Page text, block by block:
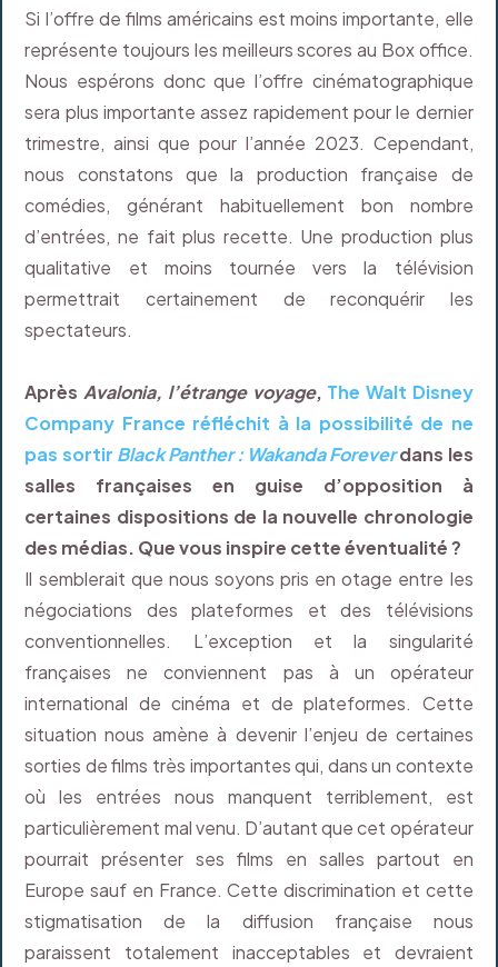
Si l’offre de films américains est moins importante, elle
représente toujours les meilleurs scores au Box office.
Nous espérons donc que l’offre cinématographique
sera plus importante assez rapidement pour le dernier
trimestre, ainsi que pour l’année 2023. Cependant,
nous constatons que la production française de
comédies, générant habituellement bon nombre
d’entrées, ne fait plus recette. Une production plus
qualitative et moins tournée vers la télévision
permettrait certainement de reconquérir les
spectateurs.
Après Avalonia, l’étrange voyage, The Walt Disney
Company France réfléchit à la possibilité de ne
pas sortir Black Panther : Wakanda Foreverdans les
salles françaises en guise d’opposition à
certaines dispositions de la nouvelle chronologie
des médias. Que vous inspire cette éventualité ?
Il semblerait que nous soyons pris en otage entre les
négociations des plateformes et des télévisions
conventionnelles. L’exception et la singularité
françaises ne conviennent pas à un opérateur
international de cinéma et de plateformes. Cette
situation nous amène à devenir l’enjeu de certaines
sorties de films très importantes qui, dans un contexte
où les entrées nous manquent terriblement, est
particulièrement mal venu. D’autant que cet opérateur
pourrait présenter ses films en salles partout en
Europe sauf en France. Cette discrimination et cette
stigmatisation de la diffusion française nous
paraissent totalement inacceptables et devraient